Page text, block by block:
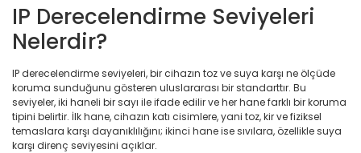
IP Derecelendirme Seviyeleri
Nelerdir?
IP derecelendirme seviyeleri, bir cihazın toz ve suya karşı ne ölçüde
koruma sunduğunu gösteren uluslararası bir standarttır. Bu
seviyeler, iki haneli bir sayı ile ifade edilir ve her hane farklı bir koruma
tipini belirtir. İlk hane, cihazın katı cisimlere, yani toz, kir ve fiziksel
temaslara karşı dayanıklılığını; ikinci hane ise sıvılara, özellikle suya
karşı direnç seviyesini açıklar.